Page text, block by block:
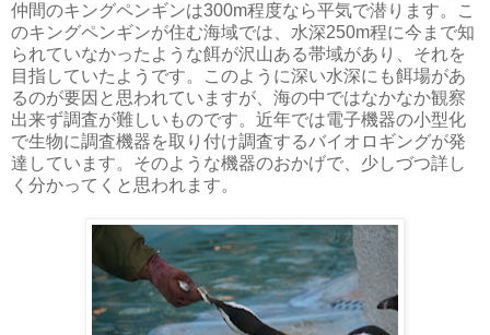
仲間のキングペンギンは300m程度なら平気で潜ります。こ
のキングペンギンが住む海域では、水深250m程に今まで知
られていなかったような餌が沢山ある帯域があり、それを
目指していたようです。このように深い水深にも餌場があ
るのが要因と思われていますが、海の中ではなかなか観察
出来ず調査が難しいものです。近年では電子機器の小型化
で生物に調査機器を取り付け調査するバイオロギングが発
達しています。そのような機器のおかげで、少しづつ詳し
く分かってくと思われます。